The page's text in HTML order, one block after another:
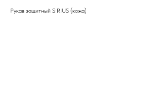
Рукав защитный SIRIUS (кожа)